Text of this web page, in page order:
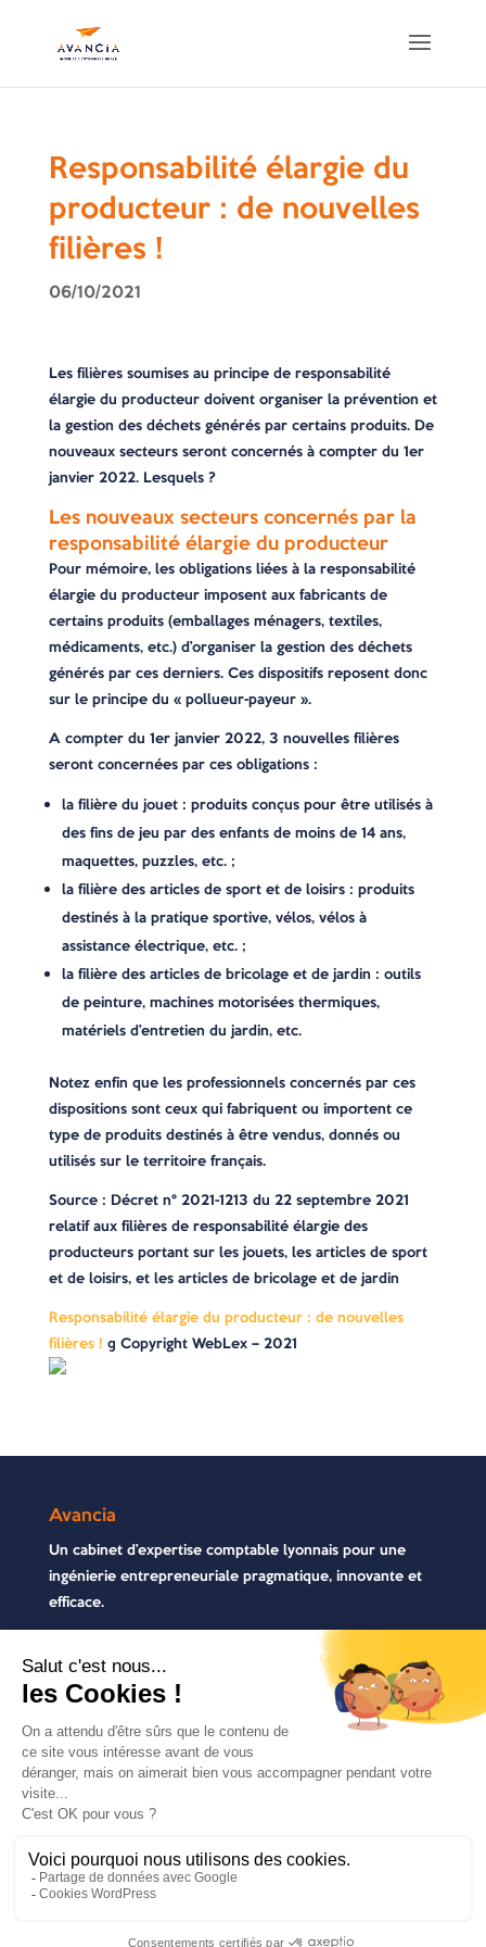
Responsabilité élargie du
producteur : de nouvelles
filières !
06/10/2021
Les filières soumises au principe de responsabilité
élargie du producteur doivent organiser la prévention et
la gestion des déchets générés par certains produits. De
nouveaux secteurs seront concernés à compter du 1er
janvier 2022. Lesquels ?
Les nouveaux secteurs concernés par la
responsabilité élargie du producteur
Pour mémoire, les obligations liées à la responsabilité
élargie du producteur imposent aux fabricants de
certains produits (emballages ménagers, textiles,
médicaments, etc.) d’organiser la gestion des déchets
générés par ces derniers. Ces dispositifs reposent donc
sur le principe du « pollueur-payeur ».
A compter du 1er janvier 2022, 3 nouvelles filières
seront concernées par ces obligations :
la filière du jouet : produits conçus pour être utilisés à
des fins de jeu par des enfants de moins de 14 ans,
maquettes, puzzles, etc. ;
la filière des articles de sport et de loisirs : produits
destinés à la pratique sportive, vélos, vélos à
assistance électrique, etc. ;
la filière des articles de bricolage et de jardin : outils
de peinture, machines motorisées thermiques,
matériels d’entretien du jardin, etc.
Notez enfin que les professionnels concernés par ces
dispositions sont ceux qui fabriquent ou importent ce
type de produits destinés à être vendus, donnés ou
utilisés sur le territoire français.
Source : Décret n° 2021-1213 du 22 septembre 2021
relatif aux filières de responsabilité élargie des
producteurs portant sur les jouets, les articles de sport
et de loisirs, et les articles de bricolage et de jardin
Responsabilité élargie du producteur : de nouvelles
filières ! © Copyright WebLex – 2021
Avancia
Un cabinet d’expertise comptable lyonnais pour une
ingénierie entrepreneuriale pragmatique, innovante et
efficace.
Contactez-nous
04 72 71 54 72
30, rue Pré Gaudry, 69007 Lyon
contact@avancia.fr